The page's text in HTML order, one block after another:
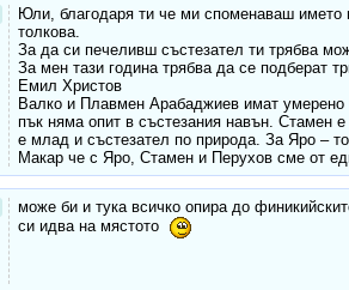
Юли, благодаря ти че ми споменаваш
толкова.
За да си печеливш състезател ти трябва
За мен тази година трябва да се подберат
Емил Христов
Валко и Плавмен Арабаджиев имат умерено
пък няма опит в състезания навън. Стамен
е млад и състезател по природа. За Яро –
Макар че с Яро, Стамен и Перухов сме от
може би и тука всичко опира до
си идва на мястото